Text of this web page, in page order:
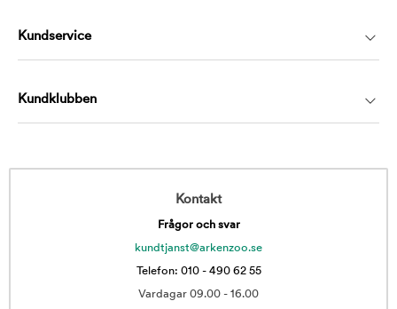
Kundservice
Kundklubben
Kontakt
Frågor och svar
kundtjanst@arkenzoo.se
Telefon: 010 - 490 62 55
Vardagar 09.00 - 16.00